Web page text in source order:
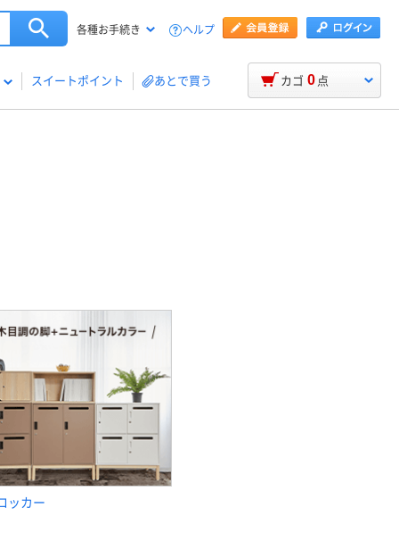
各種お手続き ヘルプ
スイートポイント あとで買う カゴ 0 点
ッカー